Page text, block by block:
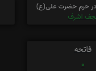
در حرم حضرت علی(ع)
اشرف
فاتحه
0